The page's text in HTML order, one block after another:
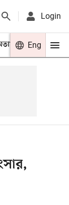
Login
খেলা
Eng